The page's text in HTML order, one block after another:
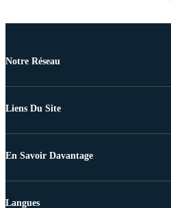
Notre Réseau
Liens Du Site
En Savoir Davantage
Langues